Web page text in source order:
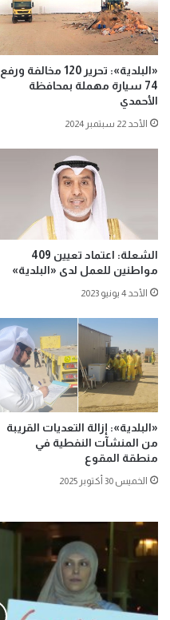
«البلدية»: تحرير 120 مخالفة ورفع
74 سيارة مهملة بمحافظة
الأحمدي
الأحد 22 سبتمبر 2024
الشعلة: اعتماد تعيين 409
مواطنين للعمل لدى «البلدية»
الأحد 4 يونيو 2023
«البلدية»: إزالة التعديات القريبة
من المنشآت النفطية في
منطقة المقوع
الخميس 30 أكتوبر 2025